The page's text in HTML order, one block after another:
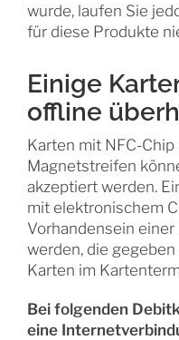
wurde, laufen Sie
für diese Produkte
Einige
offline
Karten mit NFC-
Magnetstreifen
akzeptiert werden.
mit elektronischem
Vorhandensein
werden, die
Karten im
Bei folgenden
eine